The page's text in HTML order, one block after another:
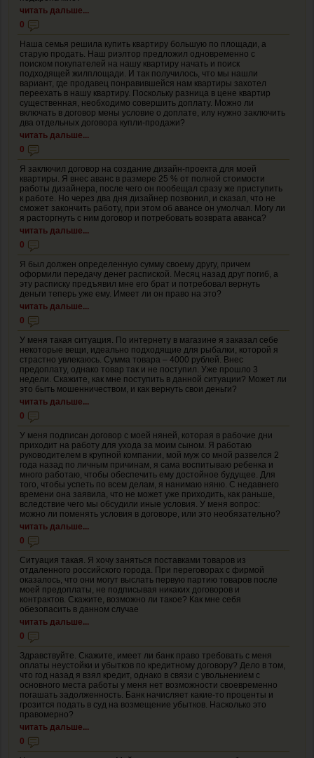
читать дальше...
0
Наша семья решила купить квартиру большую по площади, а
старую продать. Наш риэлтор предложил одновременно с
поиском покупателей на нашу квартиру начать и поиск
подходящей жилплощади. И так получилось, что мы нашли
вариант, где продавец понравившейся нам квартиры захотел
переехать в нашу квартиру. Поскольку разница в цене квартир
существенная, необходимо совершить доплату. Можно ли
включать в договор мены условие о доплате, илу нужно заключить
два отдельных договора купли-продажи?
читать дальше...
0
Я заключил договор на создание дизайн-проекта для моей
квартиры. Я внес аванс в размере 25 % от полной стоимости
работы дизайнера, после чего он пообещал сразу же приступить
к работе. Но через два дня дизайнер позвонил, и сказал, что не
сможет закончить работу, при этом об авансе он умолчал. Могу ли
я расторгнуть с ним договор и потребовать возврата аванса?
читать дальше...
0
Я был должен определенную сумму своему другу, причем
оформили передачу денег распиской. Месяц назад друг погиб, а
эту расписку предъявил мне его брат и потребовал вернуть
деньги теперь уже ему. Имеет ли он право на это?
читать дальше...
0
У меня такая ситуация. По интернету в магазине я заказал себе
некоторые вещи, идеально подходящие для рыбалки, которой я
страстно увлекаюсь. Сумма товара – 4000 рублей. Внес
предоплату, однако товар так и не поступил. Уже прошло 3
недели. Скажите, как мне поступить в данной ситуации? Может ли
это быть мошенничеством, и как вернуть свои деньги?
читать дальше...
0
У меня подписан договор с моей няней, которая в рабочие дни
приходит на работу для ухода за моим сыном. Я работаю
руководителем в крупной компании, мой муж со мной развелся 2
года назад по личным причинам, я сама воспитываю ребенка и
много работаю, чтобы обеспечить ему достойное будущее. Для
того, чтобы успеть по всем делам, я нанимаю няню. С недавнего
времени она заявила, что не может уже приходить, как раньше,
вследствие чего мы обсудили иные условия. У меня вопрос:
можно ли поменять условия в договоре, или это необязательно?
читать дальше...
0
Ситуация такая. Я хочу заняться поставками товаров из
отдаленного российского города. При переговорах с фирмой
оказалось, что они могут выслать первую партию товаров после
моей предоплаты, не подписывая никаких договоров и
контрактов. Скажите, возможно ли такое? Как мне себя
обезопасить в данном случае
читать дальше...
0
Здравствуйте. Скажите, имеет ли банк право требовать с меня
оплаты неустойки и убытков по кредитному договору? Дело в том,
что год назад я взял кредит, однако в связи с увольнением с
основного места работы у меня нет возможности своевременно
погашать задолженность. Банк начисляет какие-то проценты и
грозится подать в суд на возмещение убытков. Насколько это
правомерно?
читать дальше...
0